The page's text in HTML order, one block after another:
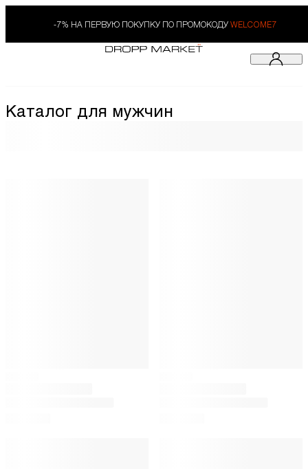
-7% НА ПЕРВУЮ ПОКУПКУ ПО ПРОМОКОДУ WELCOME7
Каталог для мужчин